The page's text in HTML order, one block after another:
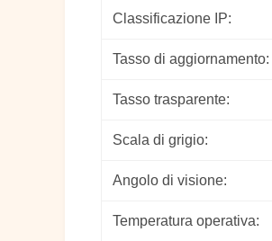
Classificazione IP:
Tasso di aggiornamento:
Tasso trasparente:
Scala di grigio:
Angolo di visione:
Temperatura operativa: